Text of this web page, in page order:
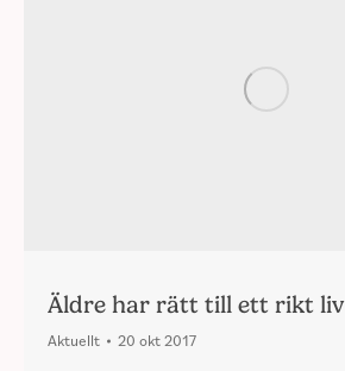
Äldre har rätt till ett rikt liv
Aktuellt 20 okt 2017